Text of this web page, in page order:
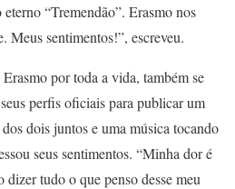
“Tremendão”. Erasmo nos
Meus sentimentos!”, escreveu.
por toda a vida, também se
perfis oficiais para publicar um
dois juntos e uma música tocando
seus sentimentos. “Minha dor é
tudo o que penso desse meu